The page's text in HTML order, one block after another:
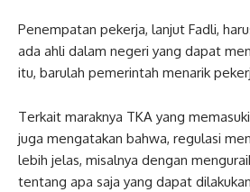
Penempatan pekerja, lanjut Fadli,
ada ahli dalam negeri yang dapat
itu, barulah pemerintah menarik
Terkait maraknya TKA yang
juga mengatakan bahwa, regulasi
lebih jelas, misalnya dengan
tentang apa saja yang dapat